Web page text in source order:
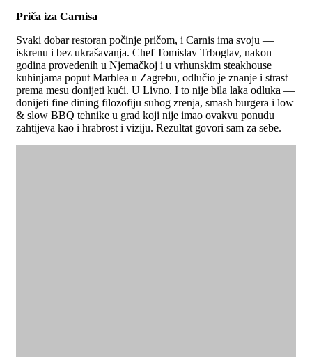
Priča iza Carnisa
Svaki dobar restoran počinje pričom, i Carnis ima svoju —
iskrenu i bez ukrašavanja. Chef Tomislav Trboglav, nakon
godina provedenih u Njemačkoj i u vrhunskim steakhouse
kuhinjama poput Marblea u Zagrebu, odlučio je znanje i strast
prema mesu donijeti kući. U Livno. I to nije bila laka odluka —
donijeti fine dining filozofiju suhog zrenja, smash burgera i low
& slow BBQ tehnike u grad koji nije imao ovakvu ponudu
zahtijeva kao i hrabrost i viziju. Rezultat govori sam za sebe.